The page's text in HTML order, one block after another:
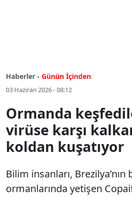
Haberler - Günün İçinden
03 Haziran 2026 - 08:12
Ormanda
virüse karşı
koldan kuşatıyor
Bilim insanları,
ormanlarında yetişen